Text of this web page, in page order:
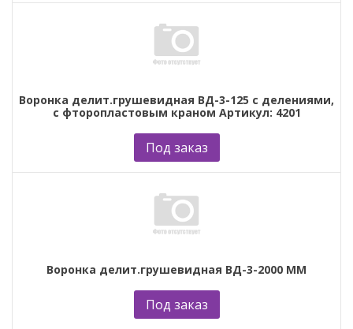
Воронка делит.грушевидная ВД-3-125 с делениями,
с фторопластовым краном Артикул: 4201
Под заказ
Воронка делит.грушевидная ВД-3-2000 ММ
Под заказ